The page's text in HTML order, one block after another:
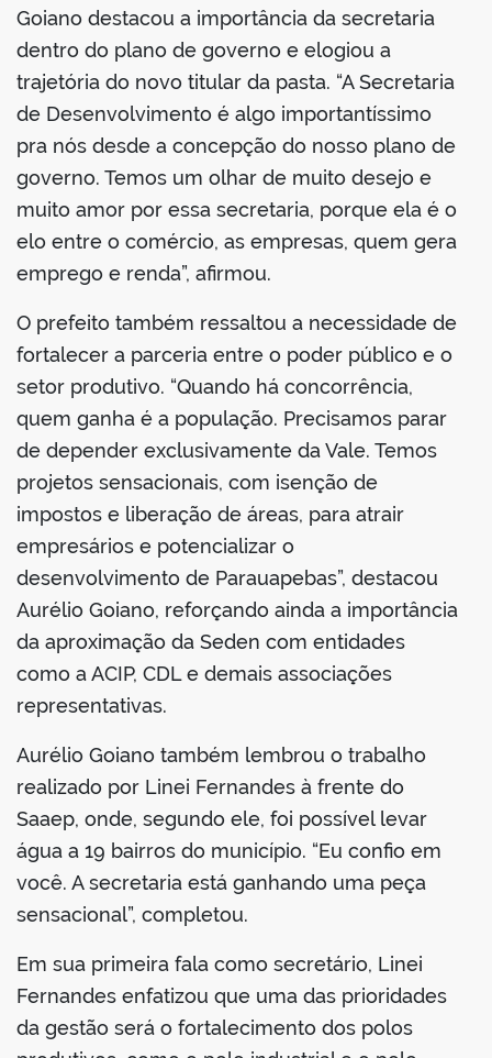
Goiano destacou a importância da secretaria
dentro do plano de governo e elogiou a
trajetória do novo titular da pasta. “A Secretaria
de Desenvolvimento é algo importantíssimo
pra nós desde a concepção do nosso plano de
governo. Temos um olhar de muito desejo e
muito amor por essa secretaria, porque ela é o
elo entre o comércio, as empresas, quem gera
emprego e renda”, afirmou.
O prefeito também ressaltou a necessidade de
fortalecer a parceria entre o poder público e o
setor produtivo. “Quando há concorrência,
quem ganha é a população. Precisamos parar
de depender exclusivamente da Vale. Temos
projetos sensacionais, com isenção de
impostos e liberação de áreas, para atrair
empresários e potencializar o
desenvolvimento de Parauapebas”, destacou
Aurélio Goiano, reforçando ainda a importância
da aproximação da Seden com entidades
como a ACIP, CDL e demais associações
representativas.
Aurélio Goiano também lembrou o trabalho
realizado por Linei Fernandes à frente do
Saaep, onde, segundo ele, foi possível levar
água a 19 bairros do município. “Eu confio em
você. A secretaria está ganhando uma peça
sensacional”, completou.
Em sua primeira fala como secretário, Linei
Fernandes enfatizou que uma das prioridades
da gestão será o fortalecimento dos polos